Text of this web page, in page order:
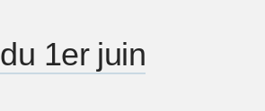
1er juin